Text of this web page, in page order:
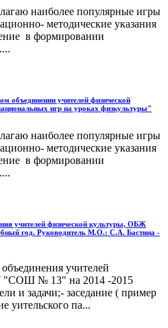
наиболее популярные игры
методические указания
в формировании
объединении учителей физической
игр на уроках физкультуры"
наиболее популярные игры
методические указания
в формировании
учителей физической культуры, ОБЖ
год. Руководитель М.О.: С.А. Бастина -
учителей
"СОШ № 13" на 2014 -2015
и задачи;- заседание ( пример
уительского па...